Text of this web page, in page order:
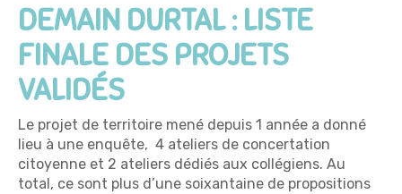
DEMAIN DURTAL : LISTE
FINALE DES PROJETS
VALIDÉS
Le projet de territoire mené depuis 1 année a donné
lieu à une enquête, 4 ateliers de concertation
citoyenne et 2 ateliers dédiés aux collégiens. Au
total, ce sont plus d’une soixantaine de propositions